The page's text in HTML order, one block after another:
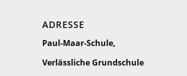
ADRESSE
Paul-Maar-Schule,
Verlässliche Grundschule